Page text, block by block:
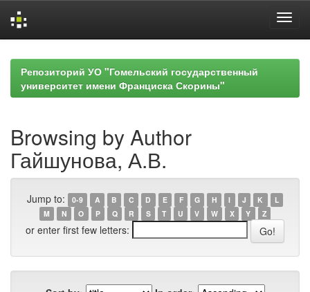
navigationРепозиторий УО "Гомельский государственный
университет имени Франциска Скорины"
Browsing by Author
Гайшунова, А.В.
Jump to: 0-9 A B C D E F G H I J K
L
M
N O P Q R S T U V W X Y Z
or enter first few letters: